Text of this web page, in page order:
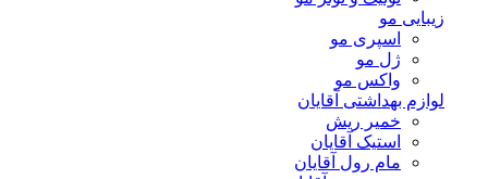
زیبایی مو
اسپری مو
ژل مو
واکس مو
لوازم بهداشتی آقایان
خمیر ریش
استیک آقایان
مام رول آقایان